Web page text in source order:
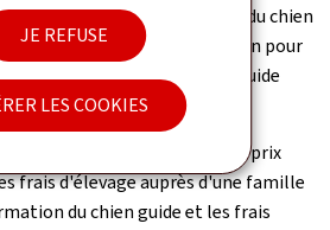
JE REFUSE
LES COOKIES
Est)et la remise officielle du chien
à un délai supérieur à un an pour
jusqu’à la remise du chien guide
dépendance comprend le prix
frais d'élevage auprès d'une famille
du chien guide et les frais